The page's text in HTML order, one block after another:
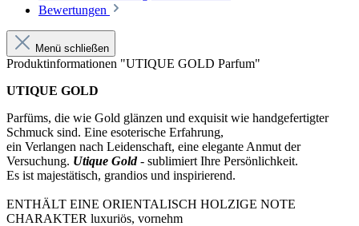
Bewertungen
Menü schließen
Produktinformationen "UTIQUE GOLD Parfum"
UTIQUE GOLD
Parfüms, die wie Gold glänzen und exquisit wie handgefertigter
Schmuck sind. Eine esoterische Erfahrung,
ein Verlangen nach Leidenschaft, eine elegante Anmut der
Versuchung. Utique Gold- sublimiert Ihre Persönlichkeit.
Es ist majestätisch, grandios und inspirierend.
ENTHÄLT EINE ORIENTALISCH HOLZIGE NOTE
CHARAKTER luxuriös, vornehm